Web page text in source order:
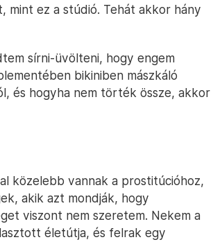
mint ez a stúdió. Tehát akkor hány
sírni-üvölteni, hogy engem
bikiniben mászkáló
és hogyha nem törték össze, akkor
közelebb vannak a prostitúcióhoz,
akik azt mondják, hogy
viszont nem szeretem. Nekem a
életútja, és felrak egy